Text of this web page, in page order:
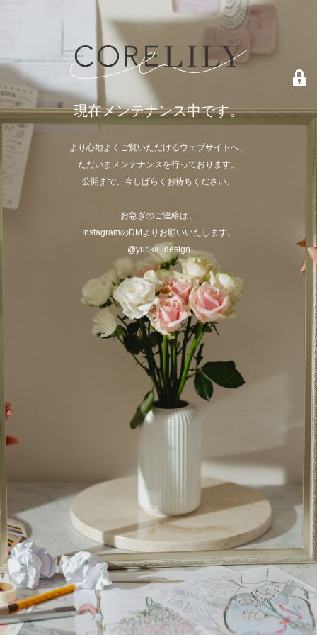
現在メンテナンス中です。
より心地よくご覧いただけるウェブサイトへ、
ただいまメンテナンスを行っております。
公開まで、今しばらくお待ちください。
.
お急ぎのご連絡は、
InstagramのDMよりお願いいたします。
@yurika_design